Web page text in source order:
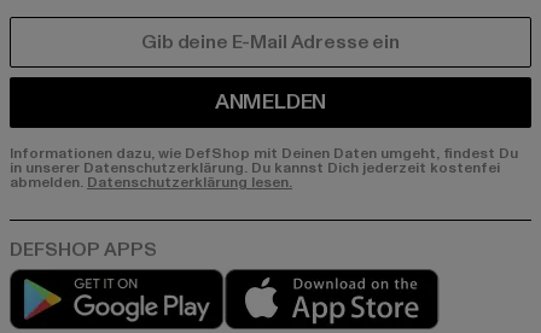
ANMELDEN
Informationen dazu, wie DefShop mit Deinen Daten umgeht, findest Du
in unserer Datenschutzerklärung. Du kannst Dich jederzeit kostenfei
abmelden. Datenschutzerklärung lesen.
Play market